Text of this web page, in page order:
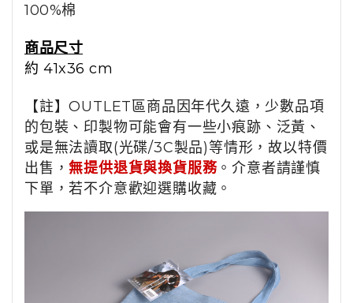
100%棉
商品尺寸
約 41x36 cm
【註】OUTLET區商品因年代久遠，少數品項
的包裝、印製物可能會有一些小痕跡、泛黃、
或是無法讀取(光碟/3C製品)等情形，故以特價
出售，無提供退貨與換貨服務。介意者請謹慎
下單，若不介意歡迎選購收藏。